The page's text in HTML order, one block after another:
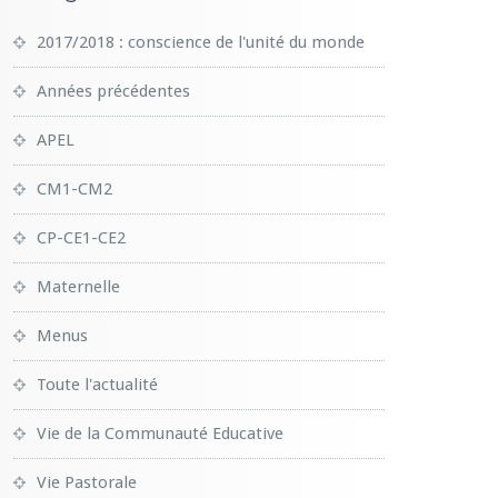
2017/2018 : conscience de l'unité du monde
Années précédentes
APEL
CM1-CM2
CP-CE1-CE2
Maternelle
Menus
Toute l'actualité
Vie de la Communauté Educative
Vie Pastorale